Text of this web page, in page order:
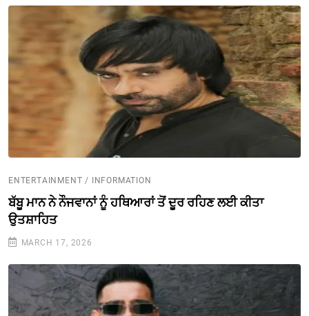
ENTERTAINMENT / INFORMATION
ਬੱਬੂ ਮਾਨ ਨੇ ਨੌਜਵਾਨਾਂ ਨੂੰ ਹਥਿਆਰਾਂ ਤੋਂ ਦੂਰ ਰਹਿਣ ਲਈ ਕੀਤਾ
ਉਤਸ਼ਾਹਿਤ
MARCH 17, 2026